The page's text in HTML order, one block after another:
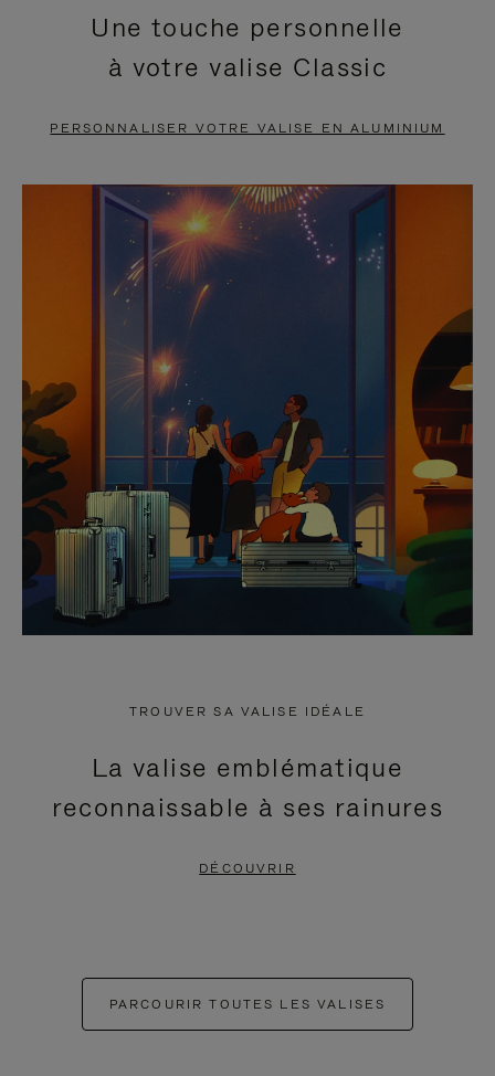
EN
PAUSE,
APPUYEZ
POUR
METTRE
PAUSE
VIDÉO
EST
DÉSACTIVÉ.
CLIQUER
POUR
RÉACTIVER
LE
SON
Une touche personnelle
à votre valise Classic
PERSONNALISER VOTRE VALISE EN ALUMINIUM
TROUVER SA VALISE IDÉALE
La valise emblématique
reconnaissable à ses rainures
DÉCOUVRIR
PARCOURIR TOUTES LES VALISES